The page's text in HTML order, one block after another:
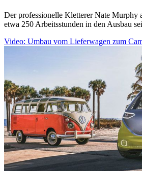
Der professionelle Kletterer Nate Murphy
etwa 250 Arbeitsstunden in den Ausbau
Video: Umbau vom Lieferwagen zum